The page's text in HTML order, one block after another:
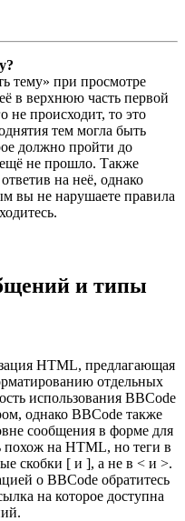
тему» при просмотре
в верхнюю часть первой
не происходит, то это
тем могла быть
должно пройти до
не прошло. Также
на неё, однако
вы не нарушаете правила
и типы
HTML, предлагающая
отдельных
использования BBCode
однако BBCode также
сообщения в форме для
похож на HTML, но теги в
скобки [ и ], а не в < и >.
о BBCode обратитесь
на которое доступна